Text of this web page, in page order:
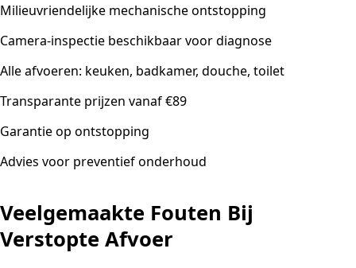
Milieuvriendelijke mechanische ontstopping
Camera-inspectie beschikbaar voor diagnose
Alle afvoeren: keuken, badkamer, douche, toilet
Transparante prijzen vanaf €89
Garantie op ontstopping
Advies voor preventief onderhoud
Veelgemaakte Fouten Bij
Verstopte Afvoer